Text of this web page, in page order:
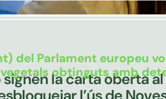
la carta oberta al
del Parlament europeu
obtinguts amb